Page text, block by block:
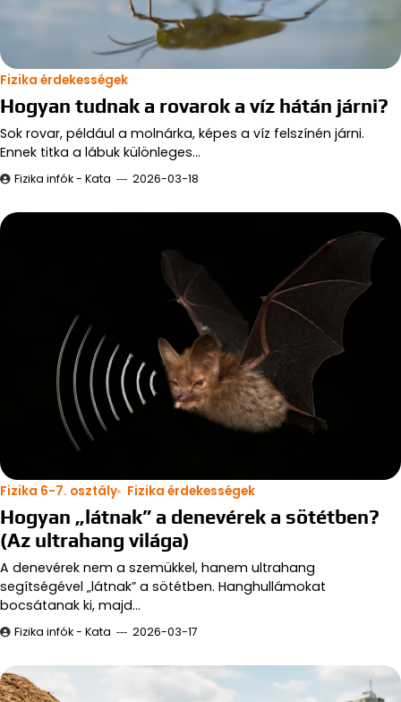
Fizika érdekességek
Hogyan tudnak a rovarok a víz hátán járni?
Sok rovar, például a molnárka, képes a víz felszínén járni.
Ennek titka a lábuk különleges…
Fizika infók - Kata 2026-03-18
Fizika 6-7. osztály Fizika érdekességek
Hogyan „látnak” a denevérek a sötétben?
(Az ultrahang világa)
A denevérek nem a szemükkel, hanem ultrahang
segítségével „látnak” a sötétben. Hanghullámokat
bocsátanak ki, majd…
Fizika infók - Kata 2026-03-17